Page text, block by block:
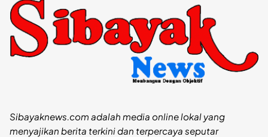
Sibayaknews.com adalah media online lokal yang
menyajikan berita terkini dan terpercaya seputar